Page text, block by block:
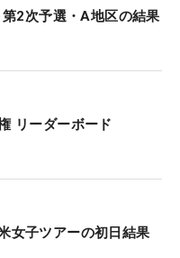
2次予選・A地区の結果
リーダーボード
女子ツアーの初日結果